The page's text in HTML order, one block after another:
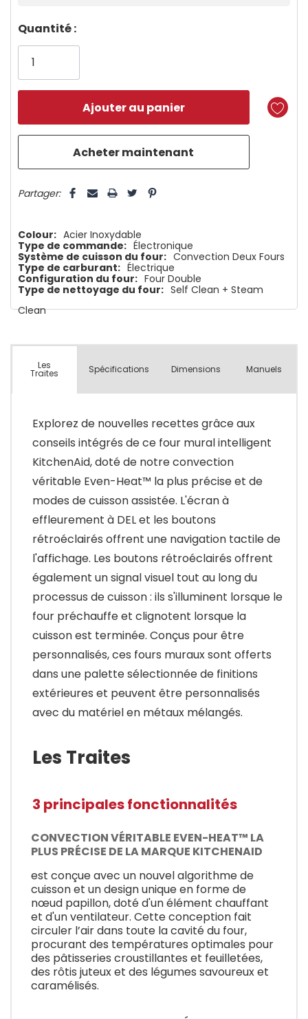
Dépêchez-
vous!
plus
Quantité :
Partager:
Colour: Acier Inoxydable
Type de commande: Électronique
Système de cuisson du four: Convection Deux Fours
Type de carburant: Électrique
Configuration du four: Four Double
Type de nettoyage du four: Self Clean + Steam
Clean
Les
Traites Spécifications Dimensions Manuels
Explorez de nouvelles recettes grâce aux
conseils intégrés de ce four mural intelligent
KitchenAid, doté de notre convection
véritable Even-Heat™ la plus précise et de
modes de cuisson assistée. L'écran à
effleurement à DEL et les boutons
rétroéclairés offrent une navigation tactile de
l'affichage. Les boutons rétroéclairés offrent
également un signal visuel tout au long du
processus de cuisson : ils s'illuminent lorsque le
four préchauffe et clignotent lorsque la
cuisson est terminée. Conçus pour être
personnalisés, ces fours muraux sont offerts
dans une palette sélectionnée de finitions
extérieures et peuvent être personnalisés
avec du matériel en métaux mélangés.
Les Traites
3 principales fonctionnalités
CONVECTION VÉRITABLE EVEN-HEAT™ LA
PLUS PRÉCISE DE LA MARQUE KITCHENAID
est conçue avec un nouvel algorithme de
cuisson et un design unique en forme de
nœud papillon, doté d'un élément chauffant
et d'un ventilateur. Cette conception fait
circuler l’air dans toute la cavité du four,
procurant des températures optimales pour
des pâtisseries croustillantes et feuilletées,
des rôtis juteux et des légumes savoureux et
caramélisés.